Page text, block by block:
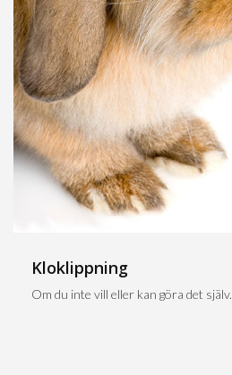
Kloklippning
Om du inte vill eller kan göra det själv.